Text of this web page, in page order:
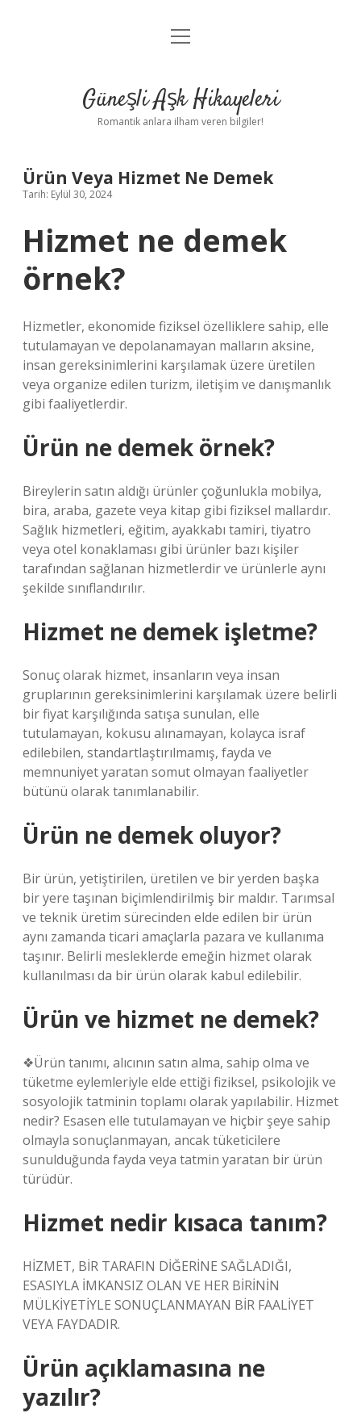
Anasayfa
Yasal Uyarı
menüyü
Güneşli Aşk Hikayeleri
Romantik anlara ilham veren bilgiler!
Ürün Veya Hizmet Ne Demek
Tarih: Eylül 30, 2024
Hizmet ne demek
örnek?
Hizmetler, ekonomide fiziksel özelliklere sahip, elle
tutulamayan ve depolanamayan malların aksine,
insan gereksinimlerini karşılamak üzere üretilen
veya organize edilen turizm, iletişim ve danışmanlık
gibi faaliyetlerdir.
Ürün ne demek örnek?
Bireylerin satın aldığı ürünler çoğunlukla mobilya,
bira, araba, gazete veya kitap gibi fiziksel mallardır.
Sağlık hizmetleri, eğitim, ayakkabı tamiri, tiyatro
veya otel konaklaması gibi ürünler bazı kişiler
tarafından sağlanan hizmetlerdir ve ürünlerle aynı
şekilde sınıflandırılır.
Hizmet ne demek işletme?
Sonuç olarak hizmet, insanların veya insan
gruplarının gereksinimlerini karşılamak üzere belirli
bir fiyat karşılığında satışa sunulan, elle
tutulamayan, kokusu alınamayan, kolayca israf
edilebilen, standartlaştırılmamış, fayda ve
memnuniyet yaratan somut olmayan faaliyetler
bütünü olarak tanımlanabilir.
Ürün ne demek oluyor?
Bir ürün, yetiştirilen, üretilen ve bir yerden başka
bir yere taşınan biçimlendirilmiş bir maldır. Tarımsal
ve teknik üretim sürecinden elde edilen bir ürün
aynı zamanda ticari amaçlarla pazara ve kullanıma
taşınır. Belirli mesleklerde emeğin hizmet olarak
kullanılması da bir ürün olarak kabul edilebilir.
Ürün ve hizmet ne demek?
❖Ürün tanımı, alıcının satın alma, sahip olma ve
tüketme eylemleriyle elde ettiği fiziksel, psikolojik ve
sosyolojik tatminin toplamı olarak yapılabilir. Hizmet
nedir? Esasen elle tutulamayan ve hiçbir şeye sahip
olmayla sonuçlanmayan, ancak tüketicilere
sunulduğunda fayda veya tatmin yaratan bir ürün
türüdür.
Hizmet nedir kısaca tanım?
HİZMET, BİR TARAFIN DİĞERİNE SAĞLADIĞI,
ESASIYLA İMKANSIZ OLAN VE HER BİRİNİN
MÜLKİYETİYLE SONUÇLANMAYAN BİR FAALİYET
VEYA FAYDADIR.
Ürün açıklamasına ne
yazılır?